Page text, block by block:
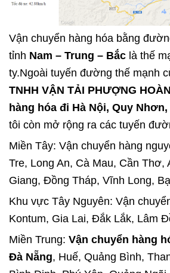
Vận chuyển hàng hóa bằng
tỉnh Nam – Trung – Bắc là thế
ty.Ngoài tuyến đường thế mạnh
TNHH VẬN TẢI PHƯỢNG
hàng hóa đi Hà Nội, Quy
tôi còn mở rộng ra các tuyến
Miền Tây: Vận chuyển hàng
Tre, Long An, Cà Mau, Cần Thơ,
Giang, Đồng Tháp, Vĩnh Long,
Khu vực Tây Nguyên: Vận
Kontum, Gia Lai, Đắk Lắk, Lâm
Miền Trung: Vận chuyển hàng
Đà Nẵng, Huế, Quảng Bình,